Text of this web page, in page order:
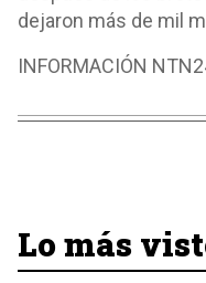
dejaron más de mil
INFORMACIÓN
Lo más